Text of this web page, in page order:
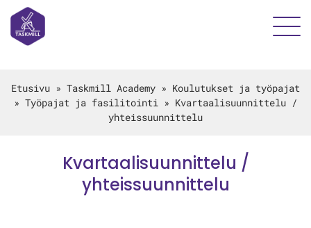
Etusivu » Taskmill Academy » Koulutukset ja työpajat
» Työpajat ja fasilitointi » Kvartaalisuunnittelu /
yhteissuunnittelu
Kvartaalisuunnittelu /
yhteissuunnittelu